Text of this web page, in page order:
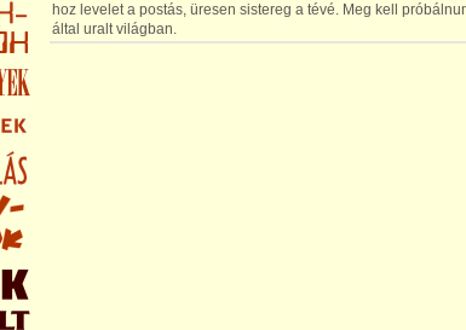
hoz levelet a postás, üresen sistereg a tévé. Meg kell
által uralt világban.